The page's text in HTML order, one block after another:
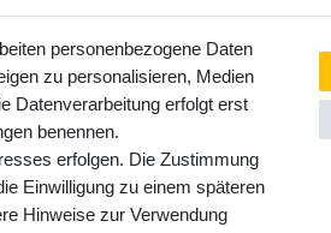
und
personenbezogene Daten
zu personalisieren, Medien
Datenverarbeitung erfolgt erst
benennen.
erfolgen. Die Zustimmung
Einwilligung zu einem späteren
Hinweise zur Verwendung